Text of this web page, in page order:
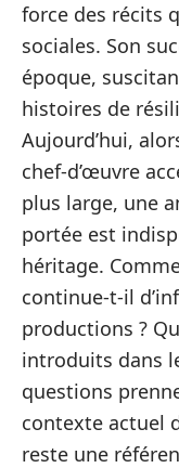
force des récits
sociales. Son
époque,
histoires de
Aujourd’hui,
chef-d’œuvre
plus large, une
portée est
héritage.
continue-t-il
productions ?
introduits dans
questions
contexte actuel
reste une